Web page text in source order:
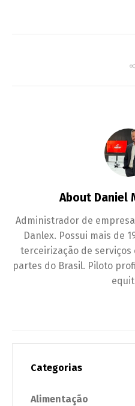
About Daniel
Administrador de
Danlex. Possui mais de
terceirização de
partes do Brasil. Piloto
Categorias
Alimentação